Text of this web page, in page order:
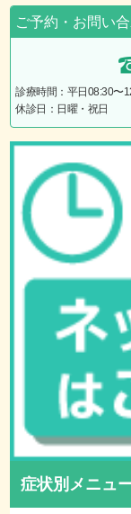
ご予約・お問い
診療時間：平日08:30〜
休診日：日曜・祝日
症状別メニュ